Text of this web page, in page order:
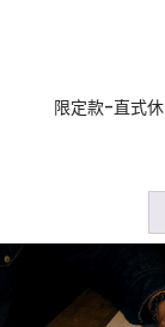
限定款-直式